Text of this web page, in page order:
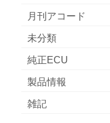
月刊アコード
未分類
純正ECU
製品情報
雑記